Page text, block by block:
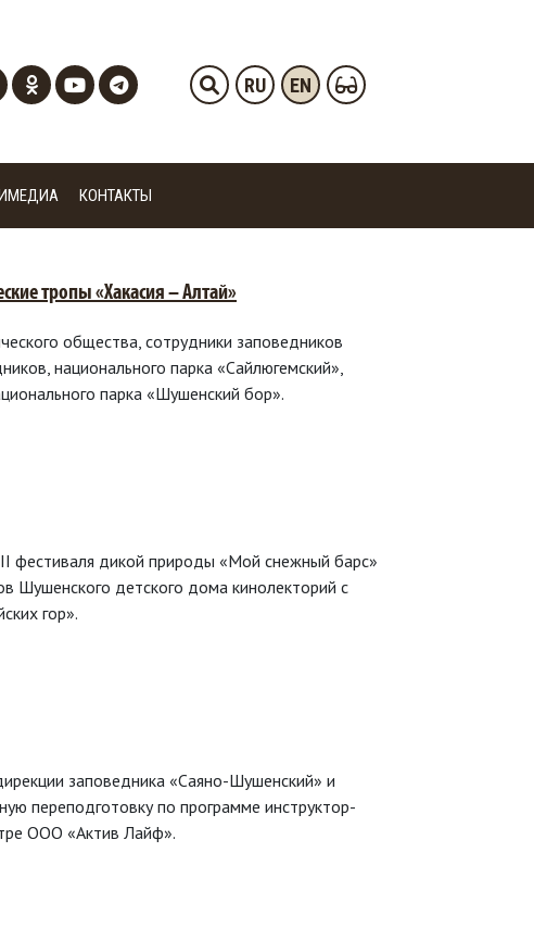
RU EN
КОНТАКТЫ
тропы «Хакасия – Алтай»
общества, сотрудники заповедников
национального парка «Сайлюгемский»,
парка «Шушенский бор».
фестиваля дикой природы «Мой снежный барс»
Шушенского детского дома кинолекторий с
гор».
заповедника «Саяно-Шушенский» и
переподготовку по программе инструктор-
ООО «Актив Лайф».